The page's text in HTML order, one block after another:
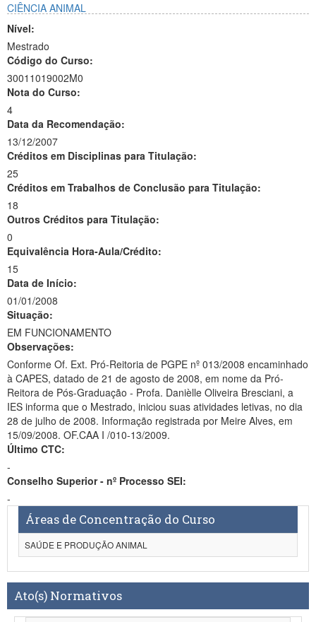
CIÊNCIA ANIMAL
Nível:
Mestrado
Código do Curso:
30011019002M0
Nota do Curso:
4
Data da Recomendação:
13/12/2007
Créditos em Disciplinas para Titulação:
25
Créditos em Trabalhos de Conclusão para Titulação:
18
Outros Créditos para Titulação:
0
Equivalência Hora-Aula/Crédito:
15
Data de Início:
01/01/2008
Situação:
EM FUNCIONAMENTO
Observações:
Conforme Of. Ext. Pró-Reitoria de PGPE nº 013/2008 encaminhado
à CAPES, datado de 21 de agosto de 2008, em nome da Pró-
Reitora de Pós-Graduação - Profa. Danièlle Oliveira Bresciani, a
IES informa que o Mestrado, iniciou suas atividades letivas, no dia
28 de julho de 2008. Informação registrada por Meire Alves, em
15/09/2008. OF.CAA I /010-13/2009.
Último CTC:
-
Conselho Superior - nº Processo SEI:
-
Áreas de Concentração do Curso
SAÚDE E PRODUÇÃO ANIMAL
Ato(s) Normativos